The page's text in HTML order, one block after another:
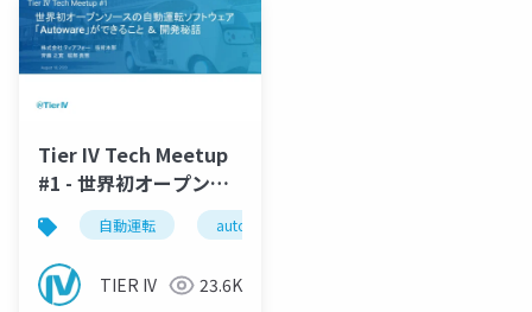
Tier IV Tech Meetup
#1 - 世界初オープンソ
ースの自動運転ソフト
ウェア「Autoware」
ができること ＆ 開発秘
話 -
自動運転 autoware
TIER IV 23.6K